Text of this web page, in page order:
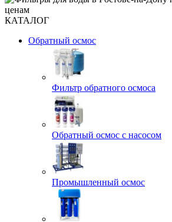
КАТАЛОГ
Обратный осмос
Фильтр обратного осмоса
Обратный осмос с насосом
Промышленный осмос